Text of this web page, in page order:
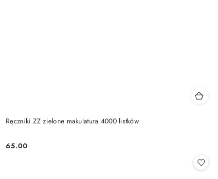
Ręczniki ZZ zielone makulatura 4000 listków
Cena:
65.00